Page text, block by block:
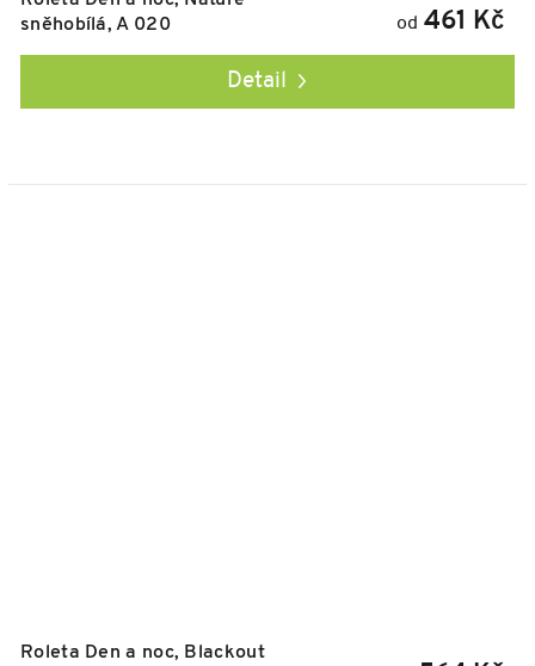
sněhobílá, A 020
od 461 Kč
Detail
Roleta Den a noc, Blackout